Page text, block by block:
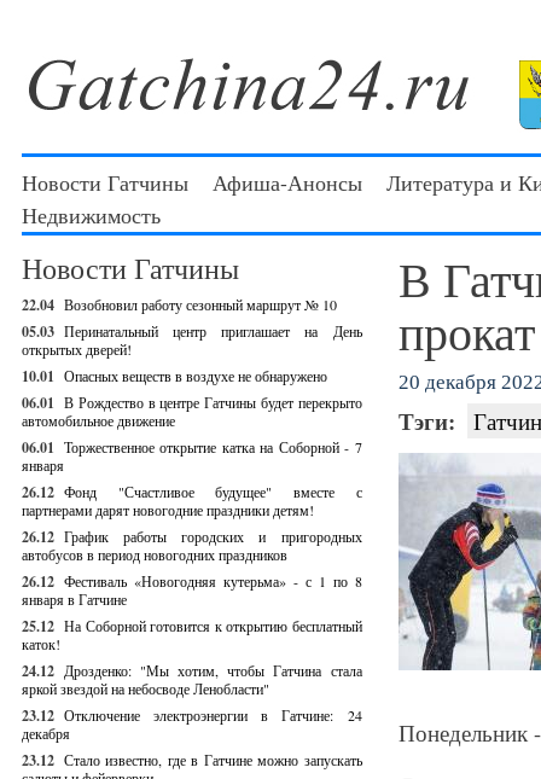
Новости Гатчины Афиша-Анонсы
Литература и
Недвижимость
Новости Гатчины
22.04 Возобновил работу сезонный маршрут № 10
05.03 Перинатальный центр приглашает на День
открытых дверей!
10.01 Опасных веществ в воздухе не обнаружено
06.01 В Рождество в центре Гатчины будет перекрыто
автомобильное движение
06.01 Торжественное открытие катка на Соборной - 7
января
26.12 Фонд "Счастливое будущее" вместе с
партнерами дарят новогодние праздники детям!
26.12 График работы городских и пригородных
автобусов в период новогодних праздников
26.12 Фестиваль «Новогодняя кутерьма» - с 1 по 8
января в Гатчине
25.12 На Соборной готовится к открытию бесплатный
каток!
24.12 Дрозденко: "Мы хотим, чтобы Гатчина стала
яркой звездой на небосводе Ленобласти"
23.12 Отключение электроэнергии в Гатчине: 24
декабря
23.12 Стало известно, где в Гатчине можно запускать
В
20 декабря
Тэги:
Понедельник